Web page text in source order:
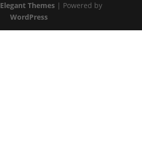
Elegant Themes| Powered by
WordPress